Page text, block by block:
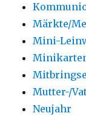
Märkte/
Mini-
Mutter-/
Neujahr